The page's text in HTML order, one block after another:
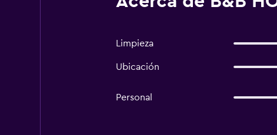
Limpieza
Ubicación
Personal